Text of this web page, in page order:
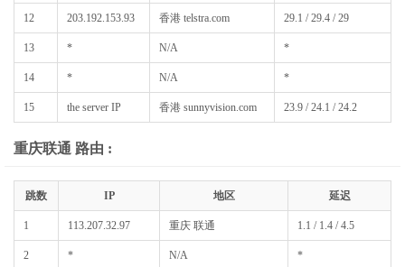
12 203.192.153.93 香港 telstra.com 29.1 / 29.4 / 29
13 * N/A *
14 * N/A *
15 the server IP 香港 sunnyvision.com 23.9 / 24.1 / 24.2
重庆联通 路由 :
跳数 IP 地区 延迟
1 113.207.32.97 重庆 联通 1.1 / 1.4 / 4.5
2 * N/A *